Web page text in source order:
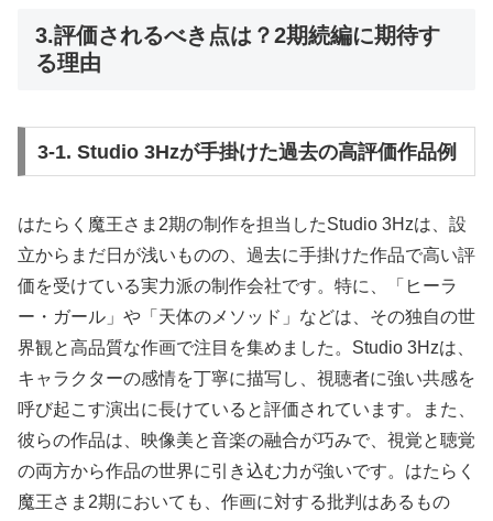
3.評価されるべき点は？2期続編に期待す
る理由
3-1. Studio 3Hzが手掛けた過去の高評価作品例
はたらく魔王さま2期の制作を担当したStudio 3Hzは、設
立からまだ日が浅いものの、過去に手掛けた作品で高い評
価を受けている実力派の制作会社です。特に、「ヒーラ
ー・ガール」や「天体のメソッド」などは、その独自の世
界観と高品質な作画で注目を集めました。Studio 3Hzは、
キャラクターの感情を丁寧に描写し、視聴者に強い共感を
呼び起こす演出に長けていると評価されています。また、
彼らの作品は、映像美と音楽の融合が巧みで、視覚と聴覚
の両方から作品の世界に引き込む力が強いです。はたらく
魔王さま2期においても、作画に対する批判はあるもの